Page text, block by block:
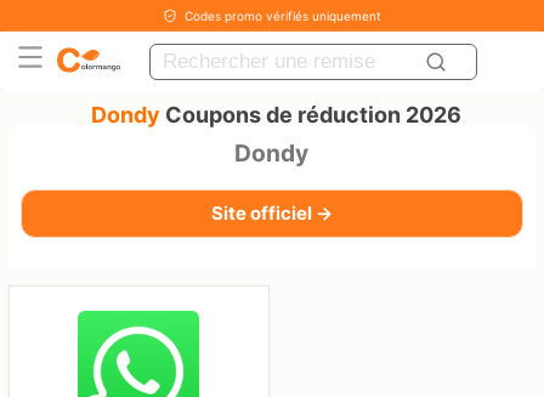
Codes promo vérifiés uniquement
Dondy Coupons de réduction 2026
Dondy
Site officiel →